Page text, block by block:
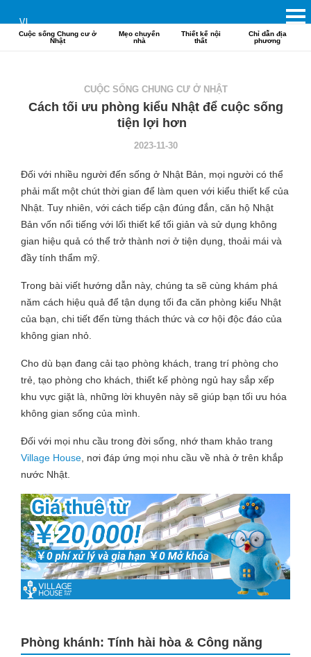
Cuộc sống Chung cư ở
Nhật
Mẹo chuyển
nhà
Thiết kế nội
thất
Chỉ dẫn địa
phương
VI
CUỘC SỐNG CHUNG CƯ Ở NHẬT
Cách tối ưu phòng kiểu Nhật để cuộc sống
tiện lợi hơn
2023-11-30
Đối với nhiều người đến sống ở Nhật Bản, mọi người có thể
phải mất một chút thời gian để làm quen với kiểu thiết kế của
Nhật. Tuy nhiên, với cách tiếp cận đúng đắn, căn hộ Nhật
Bản vốn nổi tiếng với lối thiết kế tối giản và sử dụng không
gian hiệu quả có thể trở thành nơi ở tiện dụng, thoải mái và
đầy tính thẩm mỹ.
Trong bài viết hướng dẫn này, chúng ta sẽ cùng khám phá
năm cách hiệu quả để tận dụng tối đa căn phòng kiểu Nhật
của bạn, chi tiết đến từng thách thức và cơ hội độc đáo của
không gian nhỏ.
Cho dù bạn đang cải tạo phòng khách, trang trí phòng cho
trẻ, tạo phòng cho khách, thiết kế phòng ngủ hay sắp xếp
khu vực giặt là, những lời khuyên này sẽ giúp bạn tối ưu hóa
không gian sống của mình.
Đối với mọi nhu cầu trong đời sống, nhớ tham khảo trang
Village House , nơi đáp ứng mọi nhu cầu về nhà ở trên khắp
nước Nhật.
Phòng khánh: Tính hài hòa & Công năng